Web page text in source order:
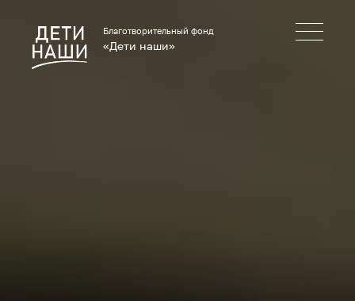
Благотворительный фонд
«Дети наши»